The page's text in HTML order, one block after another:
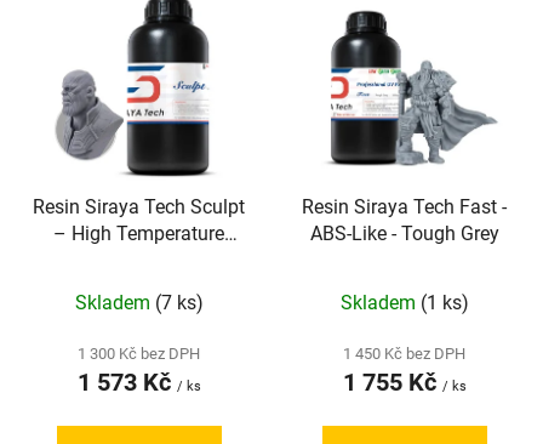
Resin Siraya Tech Sculpt
– High Temperature
Skladem (7 ks)
1 300 Kč bez DPH
1 573 Kč / ks
Resin Siraya Tech Fast -
ABS-Like - Tough Grey
Skladem (1 ks)
1 450 Kč bez DPH
1 755 Kč / ks